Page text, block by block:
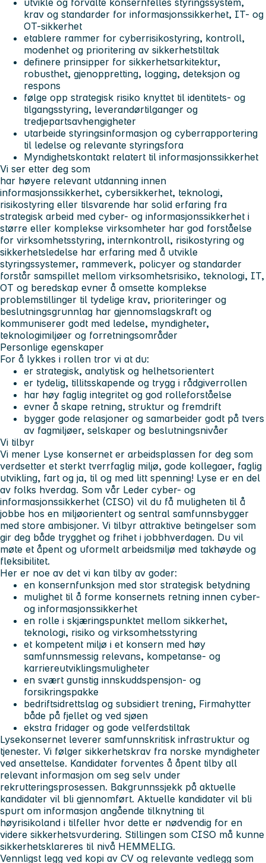
krav og standarder for informasjonssikkerhet, IT- og
OT-sikkerhet
etablere rammer for cyberrisikostyring, kontroll,
modenhet og prioritering av sikkerhetstiltak
definere prinsipper for sikkerhetsarkitektur,
robusthet, gjenoppretting, logging, deteksjon og
respons
følge opp strategisk risiko knyttet til identitets- og
tilgangsstyring, leverandørtilganger og
tredjepartsavhengigheter
utarbeide styringsinformasjon og cyberrapportering
til ledelse og relevante styringsfora
Myndighetskontakt relatert til informasjonssikkerhet
Vi ser etter deg som
har høyere relevant utdanning innen
informasjonssikkerhet, cybersikkerhet, teknologi,
risikostyring eller tilsvarende har solid erfaring fra
strategisk arbeid med cyber- og informasjonssikkerhet i
større eller komplekse virksomheter har god forståelse
for virksomhetsstyring, internkontroll, risikostyring og
sikkerhetsledelse har erfaring med å utvikle
styringssystemer, rammeverk, policyer og standarder
forstår samspillet mellom virksomhetsrisiko, teknologi, IT,
OT og beredskap evner å omsette komplekse
problemstillinger til tydelige krav, prioriteringer og
beslutningsgrunnlag har gjennomslagskraft og
kommuniserer godt med ledelse, myndigheter,
teknologimiljøer og forretningsområder
Personlige egenskaper
For å lykkes i rollen tror vi at du:
er strategisk, analytisk og helhetsorientert
er tydelig, tillitsskapende og trygg i rådgiverrollen
har høy faglig integritet og god rolleforståelse
evner å skape retning, struktur og fremdrift
bygger gode relasjoner og samarbeider godt på tvers
av fagmiljøer, selskaper og beslutningsnivåer
Vi tilbyr
Vi mener Lyse konsernet er arbeidsplassen for deg som
verdsetter et sterkt tverrfaglig miljø, gode kollegaer, faglig
utvikling, fart og ja, til og med litt spenning! Lyse er en del
av folks hverdag. Som vår Leder cyber- og
informasjonssikkerhet (CISO) vil du få muligheten til å
jobbe hos en miljøorientert og sentral samfunnsbygger
med store ambisjoner. Vi tilbyr attraktive betingelser som
gir deg både trygghet og frihet i jobbhverdagen. Du vil
møte et åpent og uformelt arbeidsmiljø med takhøyde og
fleksibilitet.
Her er noe av det vi kan tilby av goder:
en konsernfunksjon med stor strategisk betydning
mulighet til å forme konsernets retning innen cyber-
og informasjonssikkerhet
en rolle i skjæringspunktet mellom sikkerhet,
teknologi, risiko og virksomhetsstyring
et kompetent miljø i et konsern med høy
samfunnsmessig relevans, kompetanse- og
karriereutviklingsmuligheter
en svært gunstig innskuddspensjon- og
forsikringspakke
bedriftsidrettslag og subsidiert trening, Firmahytter
både på fjellet og ved sjøen
ekstra fridager og gode velferdstiltak
Lysekonsernet leverer samfunnskritisk infrastruktur og
tjenester. Vi følger sikkerhetskrav fra norske myndigheter
ved ansettelse. Kandidater forventes å åpent tilby all
relevant informasjon om seg selv under
rekrutteringsprosessen. Bakgrunnssjekk på aktuelle
kandidater vil bli gjennomført. Aktuelle kandidater vil bli
spurt om informasjon angående tilknytning til
høyrisikoland i tilfeller hvor dette er nødvendig for en
videre sikkerhetsvurdering. Stillingen som CISO må kunne
sikkerhetsklareres til nivå HEMMELIG.
Vennligst legg ved kopi av CV og relevante vedlegg som